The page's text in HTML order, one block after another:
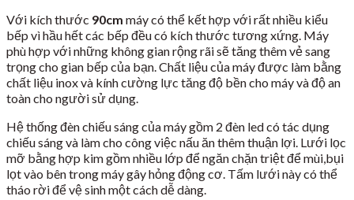
Với kích thước 90cm máy có thể kết hợp với rất nhiều kiểu
bếp vì hầu hết các bếp đều có kích thước tương xứng. Máy
phù hợp với những không gian rộng rãi sẽ tăng thêm vẻ sang
trọng cho gian bếp của bạn. Chất liệu của máy được làm bằng
chất liệu inox và kính cường lực tăng độ bền cho máy và độ an
toàn cho người sử dụng.
Hệ thống đèn chiếu sáng của máy gồm 2 đèn led có tác dụng
chiếu sáng và làm cho công việc nấu ăn thêm thuận lợi. Lưới lọc
mỡ bằng hợp kim gồm nhiều lớp để ngăn chặn triệt để mùi,bụi
lọt vào bên trong máy gây hỏng động cơ. Tấm lưới này có thể
tháo rời để vệ sinh một cách dễ dàng.